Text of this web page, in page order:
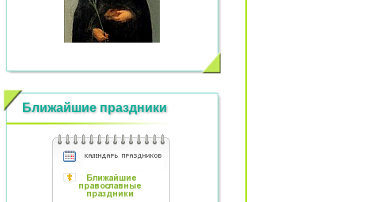
Ближайшие праздники